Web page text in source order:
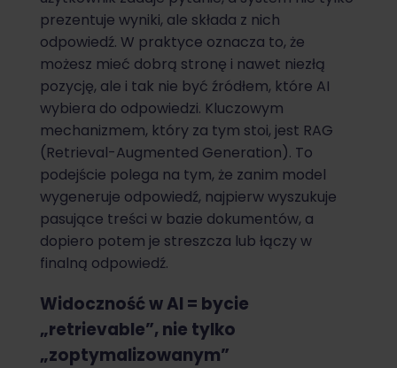
prezentuje wyniki, ale składa z nich
odpowiedź. W praktyce oznacza to, że
możesz mieć dobrą stronę i nawet niezłą
pozycję, ale i tak nie być źródłem, które AI
wybiera do odpowiedzi. Kluczowym
mechanizmem, który za tym stoi, jest RAG
(Retrieval-Augmented Generation). To
podejście polega na tym, że zanim model
wygeneruje odpowiedź, najpierw wyszukuje
pasujące treści w bazie dokumentów, a
dopiero potem je streszcza lub łączy w
finalną odpowiedź.
Widoczność w AI = bycie
„retrievable”, nie tylko
„zoptymalizowanym”